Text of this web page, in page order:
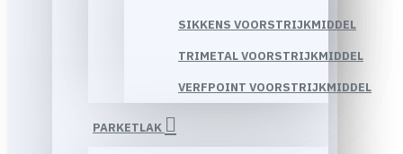
SIKKENS VOORSTRIJKMIDDEL
TRIMETAL VOORSTRIJKMIDDEL
VERFPOINT VOORSTRIJKMIDDEL
PARKETLAK